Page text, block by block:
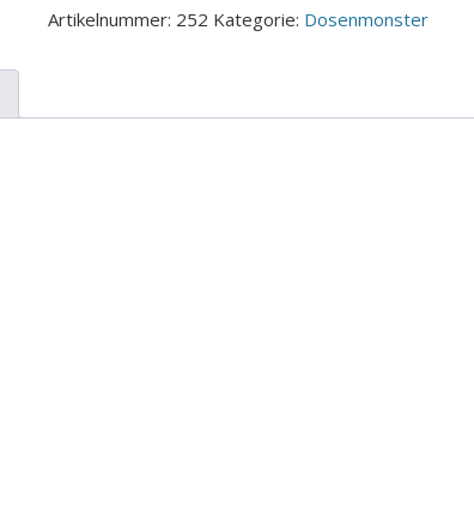
Menge
Artikelnummer: 252 Kategorie: Dosenmonster